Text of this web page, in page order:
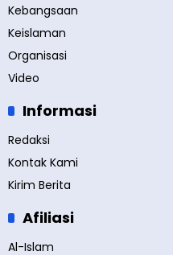
Kebangsaan
Keislaman
Organisasi
Video
Informasi
Redaksi
Kontak Kami
Kirim Berita
Afiliasi
Al-Islam